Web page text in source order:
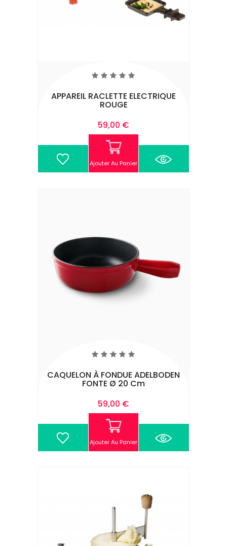
APPAREIL RACLETTE ELECTRIQUE
ROUGE
Prix
59,00 €
Ajouter Au Panier
CAQUELON À FONDUE ADELBODEN
FONTE Ø 20 Cm
Prix
59,00 €
Ajouter Au Panier